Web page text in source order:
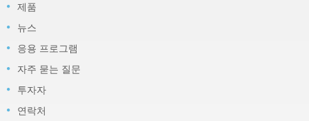
제품
뉴스
응용 프로그램
자주 묻는 질문
투자자
연락처